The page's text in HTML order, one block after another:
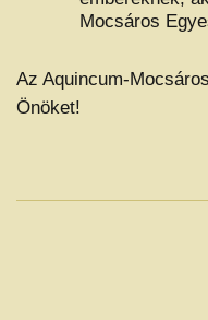
Mocsáros
Az Aquincum-
Önöket!